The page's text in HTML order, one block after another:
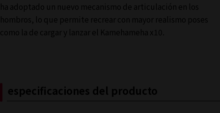
ha adoptado un nuevo mecanismo de articulación en los
hombros, lo que permite recrear con mayor realismo poses
como la de cargar y lanzar el Kamehameha x10.
especificaciones del producto